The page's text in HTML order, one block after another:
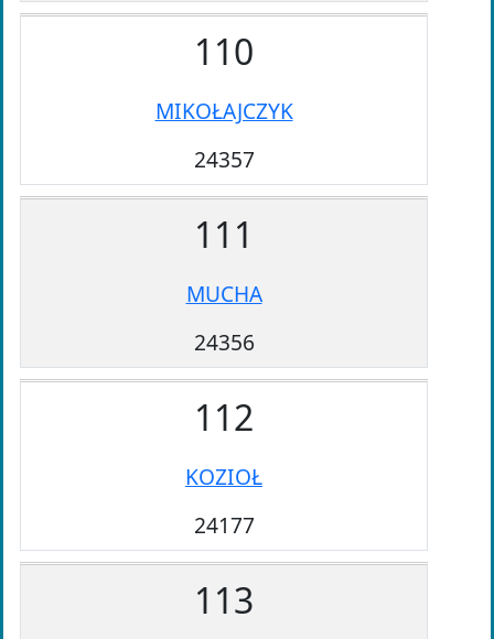
110
MIKOŁAJCZYK
24357
111
MUCHA
24356
112
KOZIOŁ
24177
113